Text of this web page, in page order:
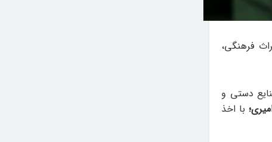
فرهنگی،
دستی و
با اخذ